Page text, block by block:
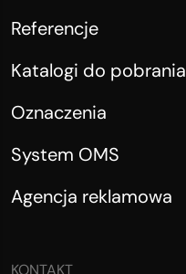
Referencje
Katalogi do pobrania
Oznaczenia
System OMS
Agencja reklamowa
KONTAKT